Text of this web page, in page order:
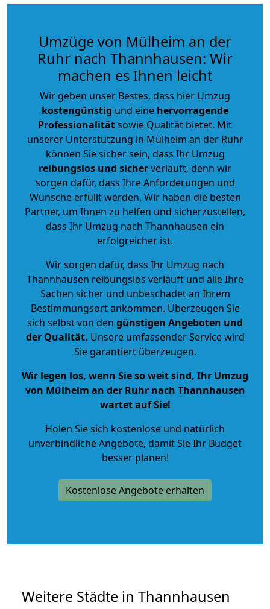
Umzüge von Mülheim an der
Ruhr nach Thannhausen: Wir
machen es Ihnen leicht
Wir geben unser Bestes, dass hier Umzug
kostengünstig und eine hervorragende
Professionalitätsowie Qualität bietet. Mit
unserer Unterstützung in Mülheim an der Ruhr
können Sie sicher sein, dass Ihr Umzug
reibungslos und sicherverläuft, denn wir
sorgen dafür, dass Ihre Anforderungen und
Wünsche erfüllt werden. Wir haben die besten
Partner, um Ihnen zu helfen und sicherzustellen,
dass Ihr Umzug nach Thannhausen ein
erfolgreicher ist.
Wir sorgen dafür, dass Ihr Umzug nach
Thannhausen reibungslos verläuft und alle Ihre
Sachen sicher und unbeschadet an Ihrem
Bestimmungsort ankommen. Überzeugen Sie
sich selbst von den günstigen Angeboten und
der Qualität. Unsere umfassender Service wird
Sie garantiert überzeugen.
Wir legen los, wenn Sie so weit sind, Ihr Umzug
von Mülheim an der Ruhr nach Thannhausen
wartet auf Sie!
Holen Sie sich kostenlose und natürlich
unverbindliche Angebote, damit Sie Ihr Budget
besser planen!
Kostenlose Angebote erhalten
Weitere Städte in Thannhausen